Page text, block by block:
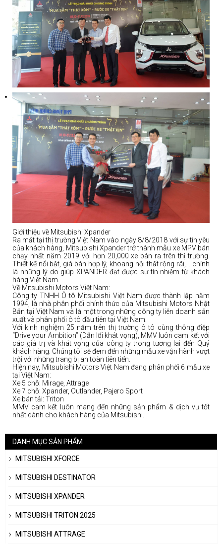
Giới thiệu về Mitsubishi Xpander
Ra mắt tại thị trường Việt Nam vào ngày 8/8/2018 với sự tin yêu
của khách hàng, Mitsubishi Xpander trở thành mẫu xe MPV bán
chạy nhất năm 2019 với hơn 20,000 xe bán ra trên thị trường.
Thiết kế nổi bật, giá bán hợp lý, khoang nội thất rộng rãi,… chính
là những lý do giúp XPANDER đạt được sự tín nhiệm từ khách
hàng Việt Nam.
Về Mitsubishi Motors Việt Nam:
Công ty TNHH Ô tô Mitsubishi Việt Nam được thành lập năm
1994, là nhà phân phối chính thức của Mitsubishi Motors Nhật
Bản tại Việt Nam và là một trong những công ty liên doanh sản
xuất và phân phối ô tô đầu tiên tại Việt Nam.
Với kinh nghiệm 25 năm trên thị trường ô tô cùng thông điệp
“Drive your Ambition” (Dẫn lối khát vọng), MMV luôn cam kết với
các giá trị và khát vọng của công ty trong tương lai đến Quý
khách hàng. Chúng tôi sẽ đem đến những mẫu xe vận hành vượt
trội với những trang bị an toàn tiên tiến.
Hiện nay, Mitsubishi Motors Việt Nam đang phân phối 6 mẫu xe
tại Việt Nam:
Xe 5 chỗ: Mirage, Attrage
Xe 7 chỗ: Xpander, Outlander, Pajero Sport
Xe bán tải: Triton
MMV cam kết luôn mang đến những sản phẩm & dịch vụ tốt
nhất dành cho khách hàng của Mitsubishi.
DANH MỤC SẢN PHẨM
MITSUBISHI XFORCE
MITSUBISHI DESTINATOR
MITSUBISHI XPANDER
MITSUBISHI TRITON 2025
MITSUBISHI ATTRAGE